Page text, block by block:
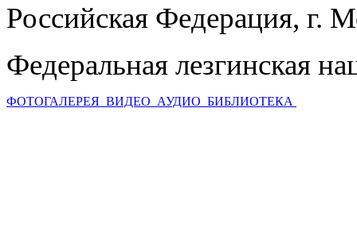
Российская Федерация, г.
Федеральная лезгинская
ФОТОГАЛЕРЕЯ ВИДЕО АУДИО БИБЛИОТЕКА